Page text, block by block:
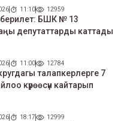
11:10 12959
БШК № 13
депутаттарды каттады
11:00 12784
талапкерлерге 7
күрөөсүн кайтарып
18:17 12999